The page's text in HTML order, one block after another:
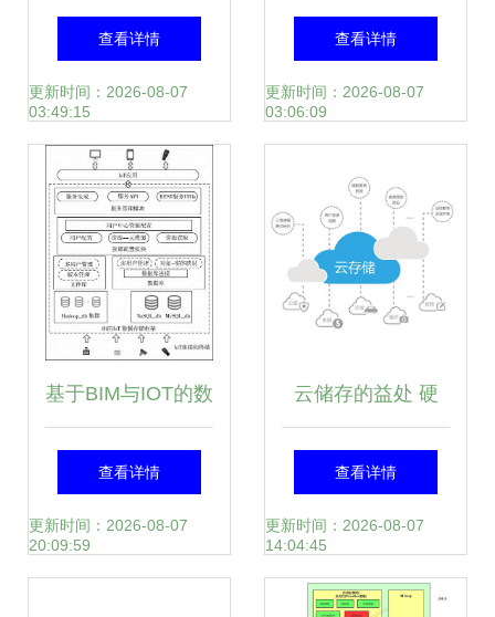
体系构建方法论
查看详情
更新时间：2026-08-07
03:49:15
数据技术图谱 TOB
市场能力“长出
储新范式
查看详情
更新时间：2026-08-07
03:06:09
基于BIM与IOT的数
据交互方案
查看详情
更新时间：2026-08-07
20:09:59
云储存的益处 硬
件、大数据与云计
算的完美融合
查看详情
更新时间：2026-08-07
14:04:45